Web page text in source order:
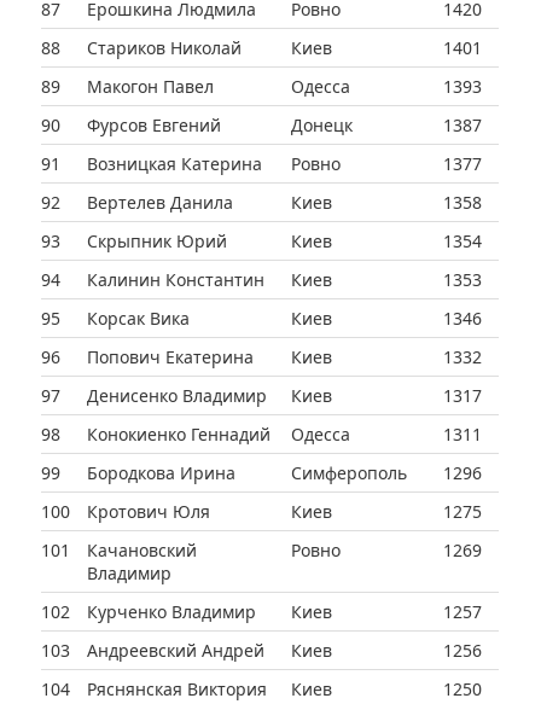
87 Ерошкина Людмила Ровно
1420
88
Стариков Николай Киев
1401
89
Макогон Павел Одесса
1393
90
Фурсов Евгений Донецк
1387
91
Возницкая Катерина Ровно
1377
92
Вертелев Данила Киев
1358
93
Скрыпник Юрий Киев
1354
94
Калинин Константин Киев
1353
95
Корсак Вика Киев
1346
96
Попович Екатерина Киев
1332
97
Денисенко Владимир Киев
1317
98
Конокиенко Геннадий Одесса
1311
99
Бородкова Ирина Симферополь
1296
100
Кротович Юля Киев
1275
101
Качановский
Владимир
Ровно 1269
102 Курченко Владимир Киев
1257
103
Андреевский Андрей Киев
1256
104
Ряснянская Виктория Киев
1250